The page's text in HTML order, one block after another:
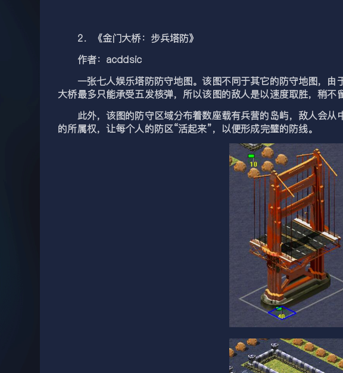
2．《金门大桥：步兵塔防》
作者：acddsic
一张七人娱乐塔防防守地图。该图不同于其它的防守地图，由
大桥最多只能承受五发核弹，所以该图的敌人是以速度取胜，稍
此外，该图的防守区域分布着数座载有兵营的岛屿，敌人会从
的所属权，让每个人的防区“活起来”，以便形成完璧的防线。